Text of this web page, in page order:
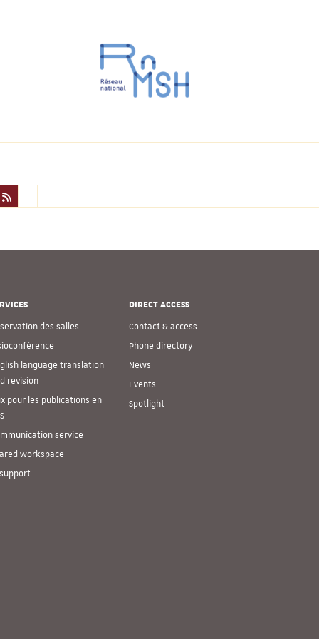
des salles
language translation
revision
pour les publications en
service
workspace
DIRECT ACCESS
Contact & access
Phone directory
News
Events
Spotlight